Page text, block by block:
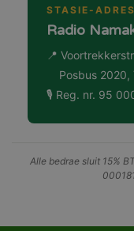
STASIE-ADRES
Radio
📍
Posbus 2020,
🎙 Reg. nr. 95
Alle bedrae sluit 15%